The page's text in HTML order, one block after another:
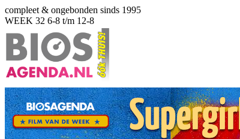
compleet & ongebonden sinds 1995
WEEK 32 6-8 t/m 12-8